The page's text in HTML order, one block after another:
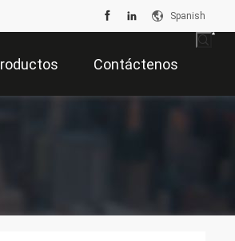
Spanish
Contáctenos